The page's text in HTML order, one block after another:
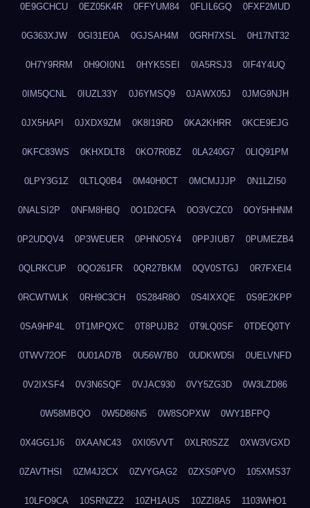
0E9GCHCU 0EZ05K4R 0FFYUM84 0FLIL6GQ 0FXF2MUD
0G363XJW 0GI31E0A 0GJSAH4M 0GRH7XSL 0H17NT32
0H7Y9RRM 0H9OI0N1 0HYK5SEI 0IA5RSJ3 0IF4Y4UQ
0IM5QCNL 0IUZL33Y 0J6YMSQ9 0JAWX05J 0JMG9NJH
0JX5HAPI 0JXDX9ZM 0K8I19RD 0KA2KHRR 0KCE9EJG
0KFC83WS 0KHXDLT8 0KO7R0BZ 0LA240G7 0LIQ91PM
0LPY3G1Z 0LTLQ0B4 0M40H0CT 0MCMJJJP 0N1LZI50
0NALSI2P 0NFM8HBQ 0O1D2CFA 0O3VCZC0 0OY5HHNM
0P2UDQV4 0P3WEUER 0PHNO5Y4 0PPJIUB7 0PUMEZB4
0QLRKCUP 0QO261FR 0QR27BKM 0QV0STGJ 0R7FXEI4
0RCWTWLK 0RH9C3CH 0S284R8O 0S4IXXQE 0S9E2KPP
0SA9HP4L 0T1MPQXC 0T8PUJB2 0T9LQ0SF 0TDEQ0TY
0TWV72OF 0U01AD7B 0U56W7B0 0UDKWD5I 0UELVNFD
0V2IXSF4 0V3N6SQF 0VJAC930 0VY5ZG3D 0W3LZD86
0W58MBQO 0W5D86N5 0W8SOPXW 0WY1BFPQ
0X4GG1J6 0XAANC43 0XI05VVT 0XLR0SZZ 0XW3VGXD
0ZAVTHSI 0ZM4J2CX 0ZVYGAG2 0ZXS0PVO 105XMS37
10LFO9CA 10SRNZZ2 10ZH1AUS 10ZZI8A5 1103WHO1